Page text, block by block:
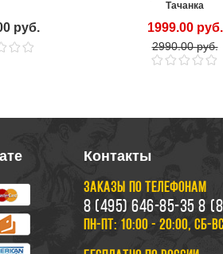
руб.
Тачанка
1999.00 руб.
2990.00 руб.
Контакты
ЗАКАЗЫ ПО ТЕЛЕФОНАМ
8 (495) 646-85-35 8
ПН-ПТ: 10:00 - 20:00, СБ-